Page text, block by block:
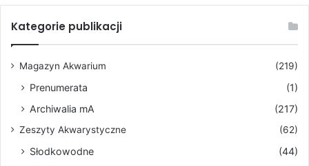
Kategorie publikacji
Magazyn Akwarium (219)
Prenumerata
(1)
Archiwalia mA
(217)
Zeszyty Akwarystyczne (62)
Słodkowodne
(44)